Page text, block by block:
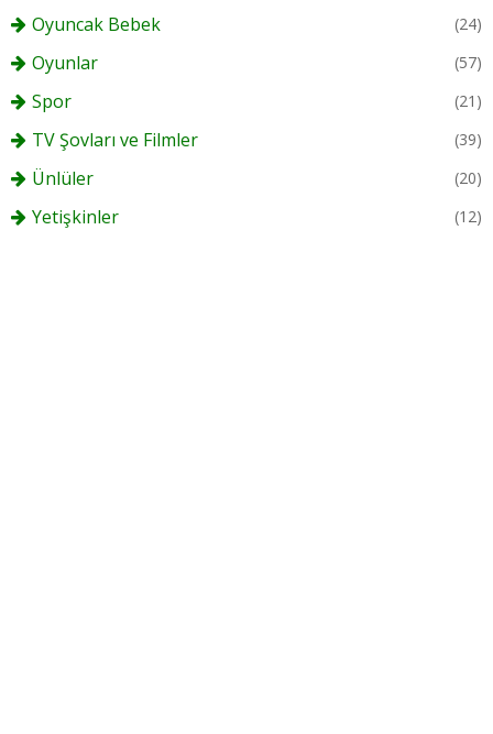
Oyuncak Bebek (24)
Oyunlar (57)
Spor (21)
TV Şovları ve Filmler (39)
Ünlüler (20)
Yetişkinler (12)